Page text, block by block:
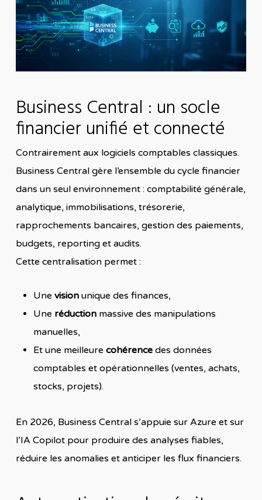
Business Central : un socle
financier unifié et connecté
Contrairement aux logiciels comptables classiques.
Business Central gère l’ensemble du cycle financier
dans un seul environnement : comptabilité générale,
analytique, immobilisations, trésorerie,
rapprochements bancaires, gestion des paiements,
budgets, reporting et audits.
Cette centralisation permet :
Une visionunique des finances,
Une réductionmassive des manipulations
manuelles,
Et une meilleure cohérencedes données
comptables et opérationnelles (ventes, achats,
stocks, projets).
En 2026, Business Central s’appuie sur Azure et sur
l’IA Copilot pour produire des analyses fiables,
réduire les anomalies et anticiper les flux financiers.